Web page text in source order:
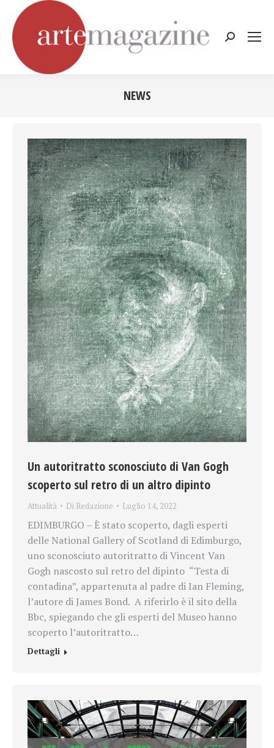
Cerca:
NEWS
Un autoritratto sconosciuto di Van Gogh
scoperto sul retro di un altro dipinto
Attualità Di Redazione Luglio 14, 2022
EDIMBURGO – È stato scoperto, dagli esperti
delle National Gallery of Scotland di Edimburgo,
uno sconosciuto autoritratto di Vincent Van
Gogh nascosto sul retro del dipinto “Testa di
contadina”, appartenuta al padre di Ian Fleming,
l’autore di James Bond. A riferirlo è il sito della
Bbc, spiegando che gli esperti del Museo hanno
scoperto l’autoritratto…
Dettagli